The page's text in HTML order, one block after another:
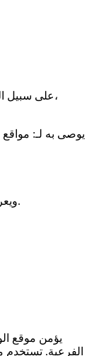
يوصى به لـ:
يقوم بتمكين HTTPS ويعرض رمز القفل.
يؤمن موقع
الفرعية.